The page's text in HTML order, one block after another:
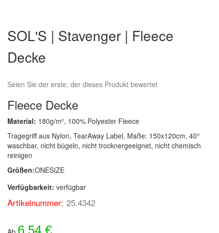
der
Bildergalerie
springen
SOL'S | Stavenger | Fleece
Decke
Seien Sie der erste, der dieses Produkt bewertet
Fleece Decke
Material: 180g/m², 100% Polyester Fleece
Tragegriff aus Nylon, TearAway Label, Maße: 150x120cm, 40°
waschbar, nicht bügeln, nicht trocknergeeignet, nicht chemisch
reinigen
Größen:ONESIZE
Verfügbarkeit: verfügbar
Artikelnummer: 25.4342